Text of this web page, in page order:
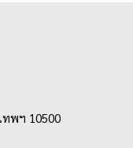
ทพฯ 10500